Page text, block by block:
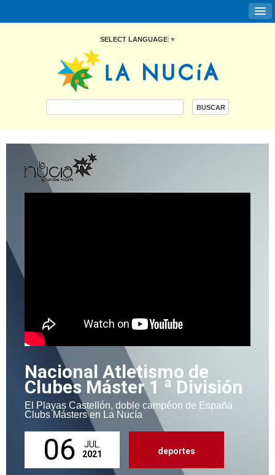
SELECT LANGUAGE ▼
Nacional Atletismo de
Clubes Máster 1 ª División
El Playas Castellón, doble campéon de España
Clubs Másters en La Nucía
06
JUL.
2021
deportes